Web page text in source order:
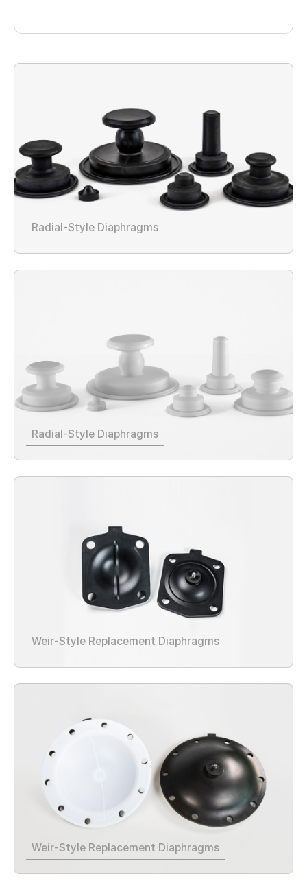
Radial-Style Diaphragms
Radial-Style Diaphragms
Weir-Style Replacement Diaphragms
Weir-Style Replacement Diaphragms